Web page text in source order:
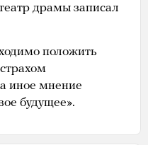
драмы записал
положить
иное мнение
будущее».